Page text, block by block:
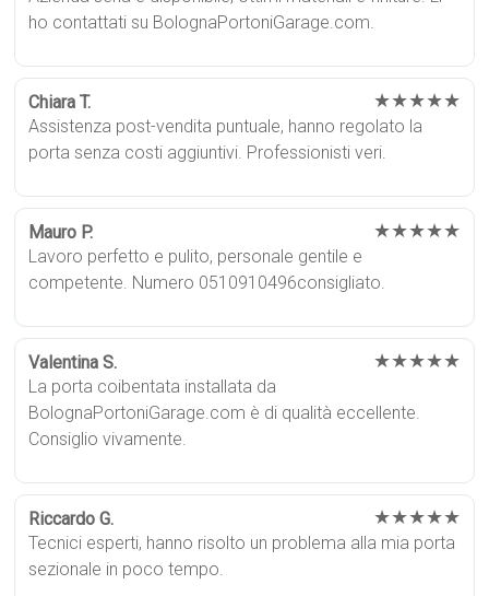
ho contattati su BolognaPortoniGarage.com.
Chiara T. ★★★★★
Assistenza post-vendita puntuale, hanno regolato la
porta senza costi aggiuntivi. Professionisti veri.
Mauro P. ★★★★★
Lavoro perfetto e pulito, personale gentile e
competente. Numero 0510910496consigliato.
Valentina S. ★★★★★
La porta coibentata installata da
BolognaPortoniGarage.com è di qualità eccellente.
Consiglio vivamente.
Riccardo G. ★★★★★
Tecnici esperti, hanno risolto un problema alla mia porta
sezionale in poco tempo.